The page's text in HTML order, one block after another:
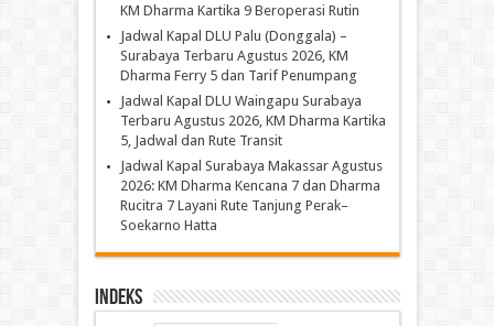
KM Dharma Kartika 9 Beroperasi Rutin
Jadwal Kapal DLU Palu (Donggala) –
Surabaya Terbaru Agustus 2026, KM
Dharma Ferry 5 dan Tarif Penumpang
Jadwal Kapal DLU Waingapu Surabaya
Terbaru Agustus 2026, KM Dharma Kartika
5, Jadwal dan Rute Transit
Jadwal Kapal Surabaya Makassar Agustus
2026: KM Dharma Kencana 7 dan Dharma
Rucitra 7 Layani Rute Tanjung Perak–
Soekarno Hatta
Indeks